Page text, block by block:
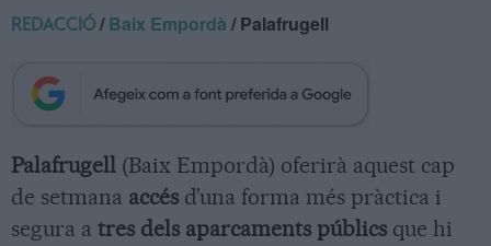
REDACCIÓ /Baix Empordà / Palafrugell
Palafrugell (Baix Empordà) oferirà aquest cap
de setmana accés d’una forma més pràctica i
segura a tres dels aparcaments públics que hi